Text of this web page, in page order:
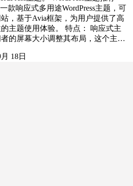
款响应式多用途WordPress主题，可
，基于Avia框架，为用户提供了高
主题使用体验。 特点： 响应式主
的屏幕大小调整其布局，这个主…
18日